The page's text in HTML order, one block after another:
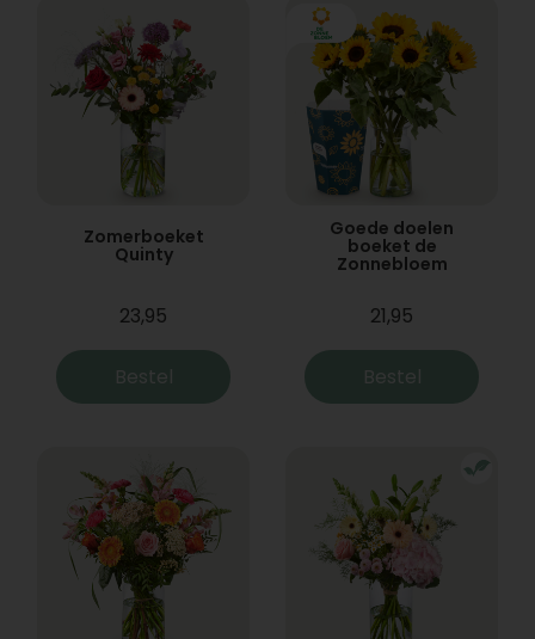
Zomerboeket
Quinty
23,95
Bestel
Goede doelen
boeket de
Zonnebloem
21,95
Bestel